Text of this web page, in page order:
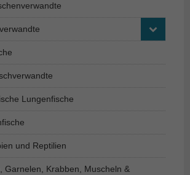
Lungenfische
und Reptilien
Garnelen, Krabben, Muscheln &